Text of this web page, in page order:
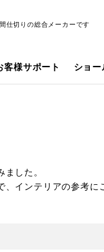
仕切りの総合メーカーです
客様サポート ショー
した。
インテリアの参考に